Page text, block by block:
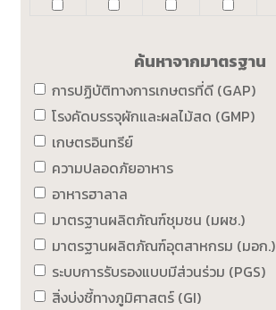
ค้นหาจากมาตรฐาน
การปฏิบัติทางการเกษตรที่ดี (GAP)
โรงคัดบรรจุผักและผลไม้สด (GMP)
เกษตรอินทรีย์
ความปลอดภัยอาหาร
อาหารฮาลาล
มาตรฐานผลิตภัณฑ์ชุมชน (มผช.)
มาตรฐานผลิตภัณฑ์อุตสาหกรม (มอก.)
ระบบการรับรองแบบมีส่วนร่วม (PGS)
สิ่งบ่งชี้ทางภูมิศาสตร์ (GI)